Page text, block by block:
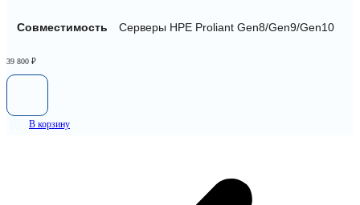
Совместимость Серверы HPE Proliant Gen8/Gen9/Gen10
39 800 ₽
В корзину